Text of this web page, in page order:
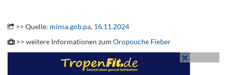
>> Quelle: minsa.gob.pa, 16.11.2024
>> weitere Informationen zum Oropouche Fieber